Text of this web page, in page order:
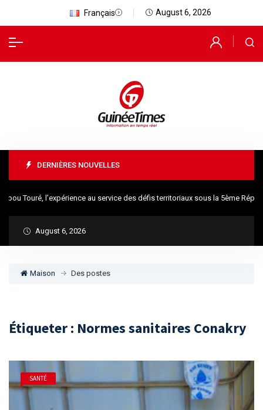
Français August 6, 2026
DERNIÈRES NOUVELLES
Touré, l’expérience au service des défis territoriaux sous la 5ème
August 6, 2026
Maison Des postes
Étiqueter : Normes sanitaires Conakry
SANTÉ